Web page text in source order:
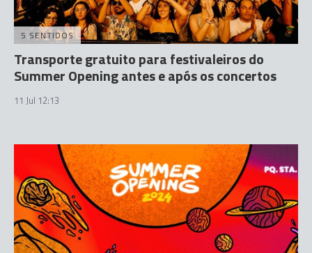
5 SENTIDOS
Transporte gratuito para festivaleiros do
Summer Opening antes e após os concertos
11 Jul 12:13